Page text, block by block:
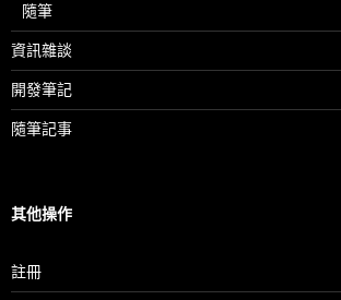
隨筆
資訊雜談
開發筆記
隨筆記事
其他操作
註冊